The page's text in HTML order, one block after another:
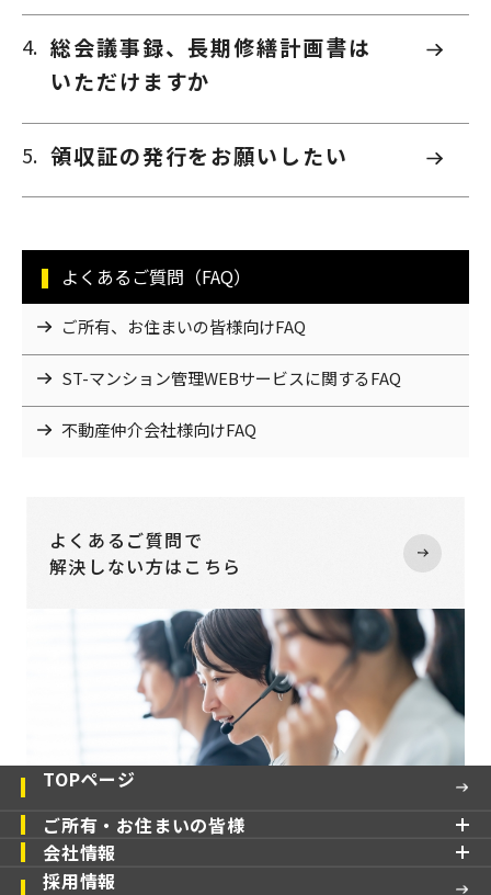
よくあるご質問（FAQ）
ご所有、お住まいの皆様向けFAQ
ST-マンション管理WEBサービスに関するFAQ
不動産仲介会社様向けFAQ
総会議事録、長期修繕計画書は
いただけますか
領収証の発行をお願いしたい
よくあるご質問で
解決しない方はこちら
TOPページ
ご所有・お住まいの皆様
会社情報
採用情報